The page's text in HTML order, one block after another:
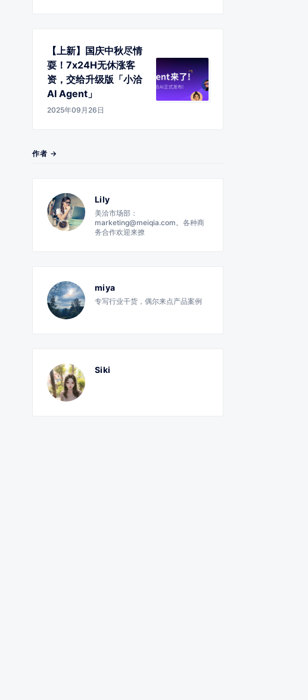
【上新】国庆中秋尽情
耍！7x24H无休涨客
资，交给升级版「小洽
AI Agent」
2025年09月26日
作者 →
Lily
美洽市场部：
marketing@meiqia.com。各种商
务合作欢迎来撩
miya
专写行业干货，偶尔来点产品案例
Siki